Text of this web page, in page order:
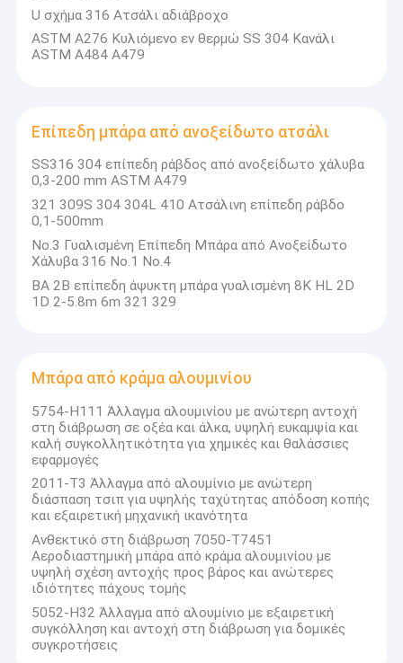
U σχήμα 316 Ατσάλι αδιάβροχο
ASTM A276 Κυλιόμενο εν θερμώ SS 304 Κανάλι
ASTM A484 A479
Επίπεδη μπάρα από ανοξείδωτο ατσάλι
SS316 304 επίπεδη ράβδος από ανοξείδωτο χάλυβα
0,3-200 mm ASTM A479
321 309S 304 304L 410 Ατσάλινη επίπεδη ράβδο
0,1-500mm
Νο.3 Γυαλισμένη Επίπεδη Μπάρα από Ανοξείδωτο
Χάλυβα 316 Νο.1 Νο.4
BA 2B επίπεδη άψυκτη μπάρα γυαλισμένη 8K HL 2D
1D 2-5.8m 6m 321 329
Μπάρα από κράμα αλουμινίου
5754-H111 Άλλαγμα αλουμινίου με ανώτερη αντοχή
στη διάβρωση σε οξέα και άλκα, υψηλή ευκαμψία και
καλή συγκολλητικότητα για χημικές και θαλάσσιες
εφαρμογές
2011-T3 Άλλαγμα από αλουμίνιο με ανώτερη
διάσπαση τσιπ για υψηλής ταχύτητας απόδοση κοπής
και εξαιρετική μηχανική ικανότητα
Ανθεκτικό στη διάβρωση 7050-T7451
Αεροδιαστημική μπάρα από κράμα αλουμινίου με
υψηλή σχέση αντοχής προς βάρος και ανώτερες
ιδιότητες πάχους τομής
5052-H32 Άλλαγμα από αλουμίνιο με εξαιρετική
συγκόλληση και αντοχή στη διάβρωση για δομικές
συγκροτήσεις